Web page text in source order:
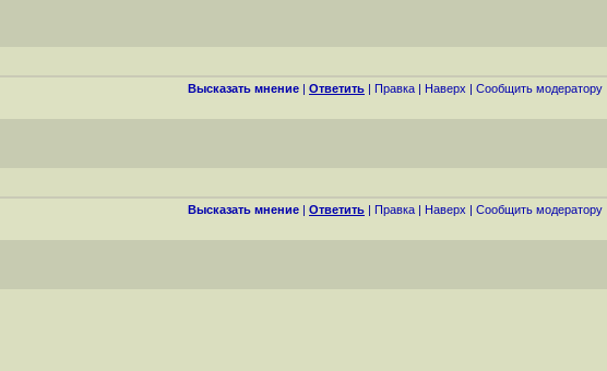
Высказать мнение | Ответить | Правка | Наверх | Cообщить модератору
Высказать мнение | Ответить | Правка | Наверх | Cообщить модератору